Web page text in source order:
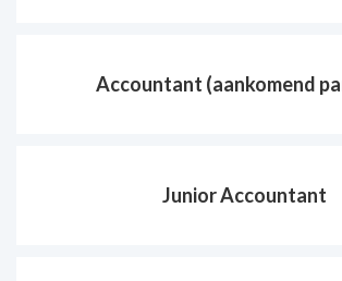
Accountant (aankomend
Junior Accountant